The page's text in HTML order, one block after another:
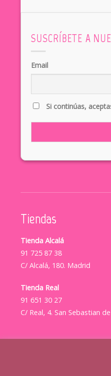
SUSCRÍBETE A
Email
Si continúas,
Tiendas
Tienda Alcalá
91 725 87 38
C/ Alcalá, 180. Madrid
Tienda Real
91 651 30 27
C/ Real, 4. San Sebastian